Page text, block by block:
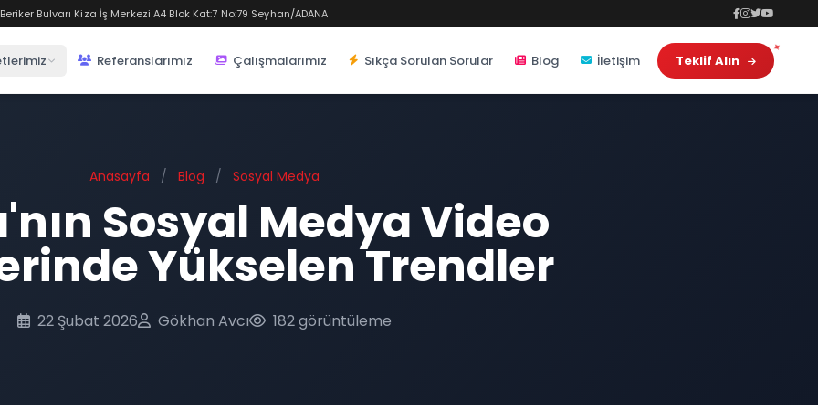
Bulvarı Kiza İş Merkezi A4 Blok Kat:7 No:79 Seyhan/ADANA
Referanslarımız Çalışmalarımız Sıkça Sorulan Sorular Blog İletişim Teklif Alın
Anasayfa / Blog / Sosyal Medya
Sosyal Medya Video
Yükselen Trendler
22 Şubat 2026 Gökhan Avcı 182 görüntüleme